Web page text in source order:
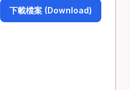
下載檔案 (Download)